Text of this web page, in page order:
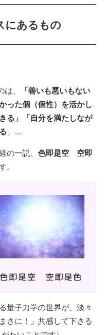
にあるもの
、
「善いも悪いもない
った個（個性）を活かし
る」「自分を満たしなが
」…
の一説、 色即是空 空即
。
量子力学の世界が、淡々
さに！」共感して下さる